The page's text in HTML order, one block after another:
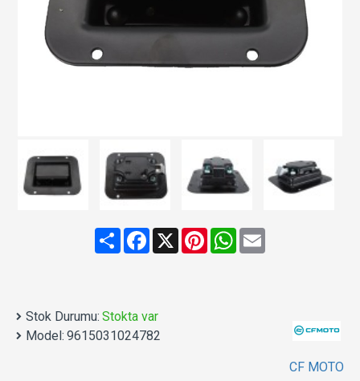
ShareFacebook
X PinterestWhatsApp
Email
Stok Durumu: Stokta var
Model: 9615031024782
CF MOTO